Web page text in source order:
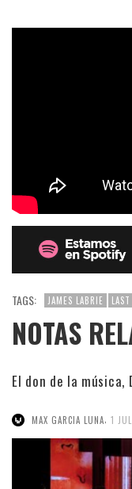
TAGS: JAMES LABRIE
NOTAS
El don de la
MAX GARCIA LUNA, 1